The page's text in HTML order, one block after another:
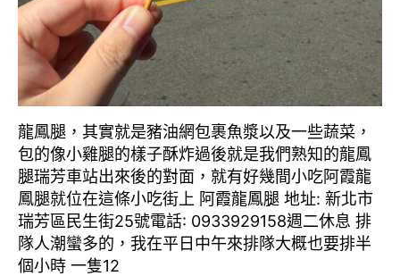
龍鳳腿，其實就是豬油網包裹魚漿以及一些蔬菜，
包的像小雞腿的樣子酥炸過後就是我們熟知的龍鳳
腿瑞芳車站出來後的對面，就有好幾間小吃阿霞龍
鳳腿就位在這條小吃街上 阿霞龍鳳腿 地址: 新北市
瑞芳區民生街25號電話: 0933929158週二休息 排
隊人潮蠻多的，我在平日中午來排隊大概也要排半
個小時 一隻12